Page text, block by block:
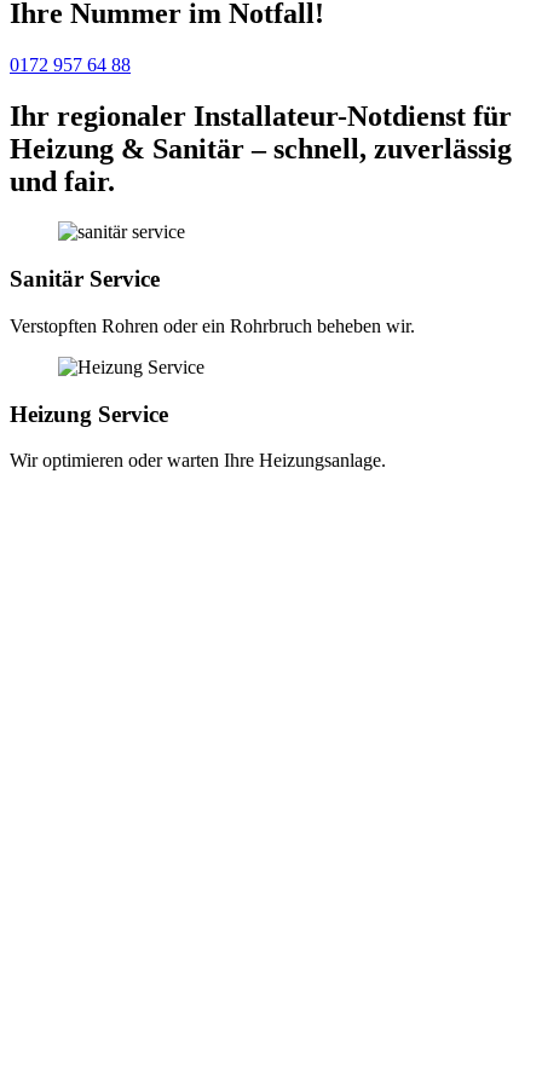
Ihre Nummer im Notfall!
0172 957 64 88
Ihr regionaler Installateur-Notdienst für
Heizung & Sanitär – schnell, zuverlässig
und fair.
Sanitär Service
Verstopften Rohren oder ein Rohrbruch beheben wir.
Heizung Service
Wir optimieren oder warten Ihre Heizungsanlage.